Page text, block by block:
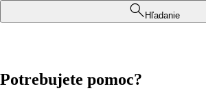
Hľadanie
Potrebujete pomoc?